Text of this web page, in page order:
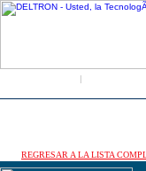
|
REGRESAR A LA LISTA